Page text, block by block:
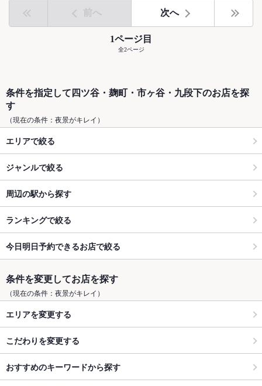
前へ 次へ
1ページ目
全2ページ
条件を指定して四ツ谷・麹町・市ヶ谷・九段下のお店を探
す
（現在の条件：夜景がキレイ）
エリアで絞る
ジャンルで絞る
周辺の駅から探す
ランキングで絞る
今日明日予約できるお店で絞る
条件を変更してお店を探す
（現在の条件：夜景がキレイ）
エリアを変更する
こだわりを変更する
おすすめのキーワードから探す